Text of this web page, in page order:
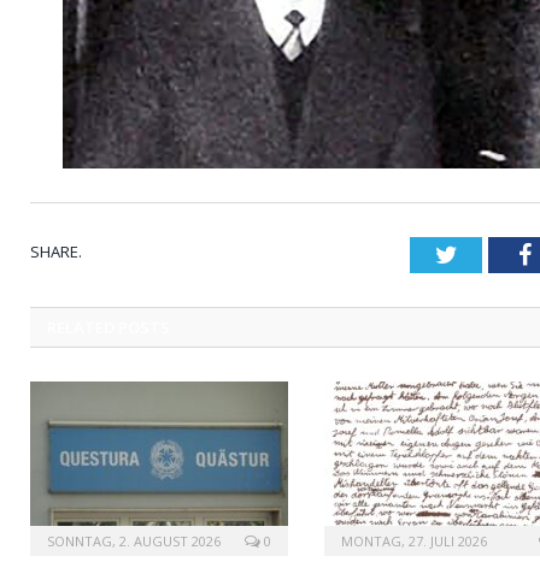
SHARE. Twitter
SONNTAG, 2. AUGUST 2026 0 MONTAG, 27. JULI 2026